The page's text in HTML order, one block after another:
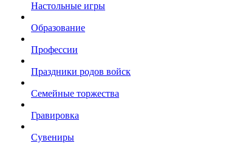
Настольные игры
Образование
Профессии
Праздники родов войск
Семейные торжества
Гравировка
Сувениры